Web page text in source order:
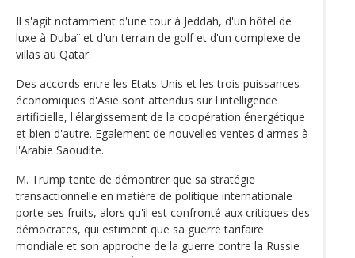
Il s'agit notamment d'une tour à Jeddah, d'un hôtel de
luxe à Dubaï et d'un terrain de golf et d'un complexe de
villas au Qatar.
Des accords entre les Etats-Unis et les trois puissances
économiques d'Asie sont attendus sur l'intelligence
artificielle, l'élargissement de la coopération énergétique
et bien d'autre. Egalement de nouvelles ventes d'armes à
l'Arabie Saoudite.
M. Trump tente de démontrer que sa stratégie
transactionnelle en matière de politique internationale
porte ses fruits, alors qu'il est confronté aux critiques des
démocrates, qui estiment que sa guerre tarifaire
mondiale et son approche de la guerre contre la Russie